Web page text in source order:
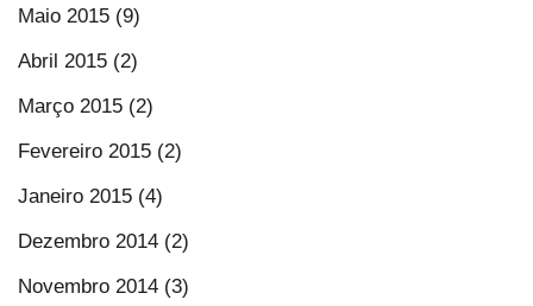
Maio 2015 (9)
Abril 2015 (2)
Março 2015 (2)
Fevereiro 2015 (2)
Janeiro 2015 (4)
Dezembro 2014 (2)
Novembro 2014 (3)